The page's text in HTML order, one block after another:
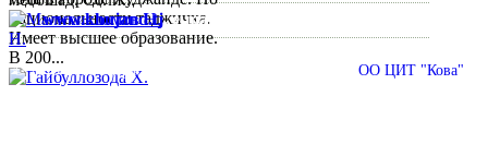
национальности таджичка.
Имеет высшее образование.
В 200...
www.khujand.tj, e-mail:
© 2013-2018 Разработчик и техническая поддержка ОО ЦИТ "Кова"